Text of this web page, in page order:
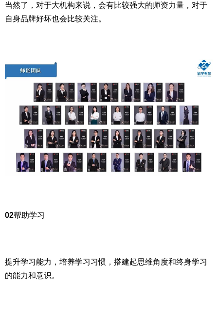
当然了，对于大机构来说，会有比较强大的师资力量，对于
自身品牌好坏也会比较关注。
02帮助学习
提升学习能力，培养学习习惯，搭建起思维角度和终身学习
的能力和意识。